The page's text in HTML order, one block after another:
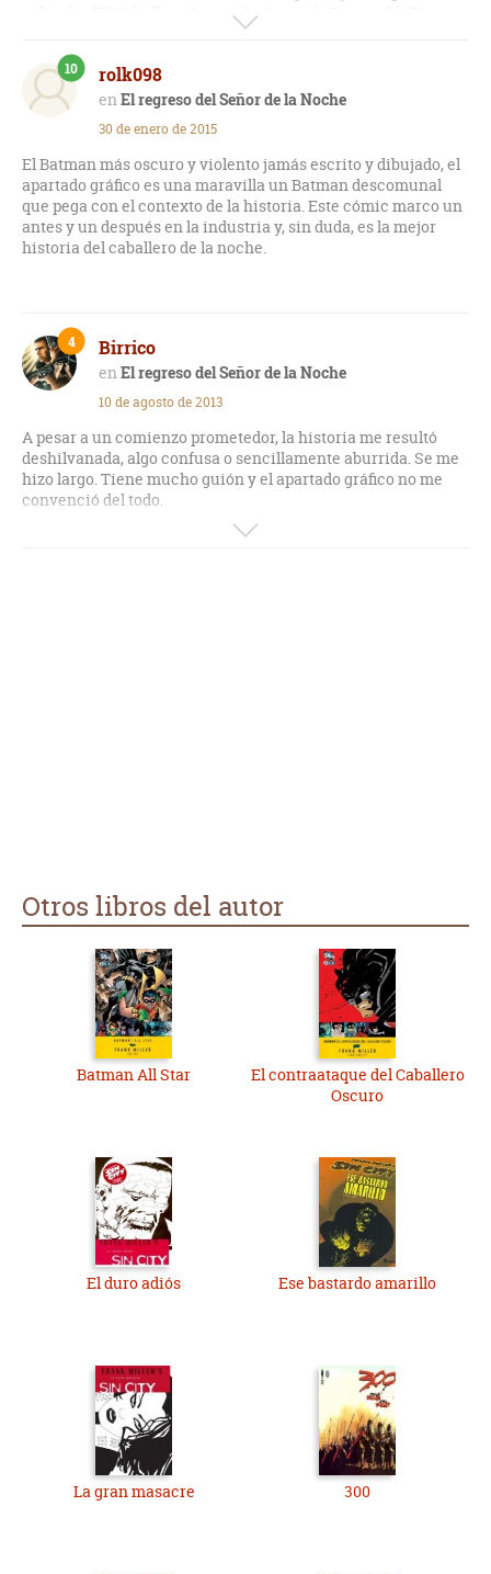
películas "El Caballero Oscuro La Leyenda Renace" y "Batman
V Superman", serían una especie de adaptación libre y
parcial de este cómic.
rolk098
El regreso del Señor de la Noche
10
30 de enero de 2015
El Batman más oscuro y violento jamás escrito y dibujado, el
apartado gráfico es una maravilla un Batman descomunal
que pega con el contexto de la historia. Este cómic marco un
antes y un después en la industria y, sin duda, es la mejor
historia del caballero de la noche.
Birrico
El regreso del Señor de la Noche
4
10 de agosto de 2013
A pesar a un comienzo prometedor, la historia me resultó
deshilvanada, algo confusa o sencillamente aburrida. Se me
hizo largo. Tiene mucho guión y el apartado gráfico no me
convenció del todo.
Los personajes desfilan a raudales, entran y salen de escena
Otros libros del autor
Batman All Star
El contraataque del Caballero
Oscuro
El duro adiós Ese bastardo amarillo
La gran masacre 300